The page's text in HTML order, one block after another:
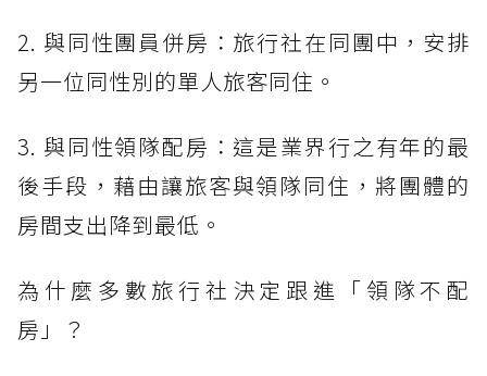
2. 與同性團員併房：旅行社在同團中，安排
另一位同性別的單人旅客同住。
3. 與同性領隊配房：這是業界行之有年的最
後手段，藉由讓旅客與領隊同住，將團體的
房間支出降到最低。
為什麼多數旅行社決定跟進「領隊不配
房」？